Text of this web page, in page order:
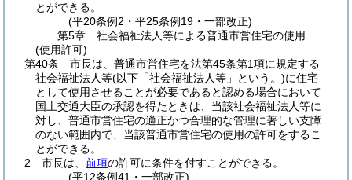
とができる。
(平20条例2・平25条例19・一部改正)
第5章
社会福祉法人等による普通市営住宅の使用
(使用許可)
第40条
市長は、普通市営住宅を法第45条第1項に規定する
社会福祉法人等(以下「社会福祉法人等」という。)に住宅
として使用させることが必要であると認める場合において
国土交通大臣の承認を得たときは、当該社会福祉法人等に
対し、普通市営住宅の適正かつ合理的な管理に著しい支障
のない範囲内で、当該普通市営住宅の使用の許可をするこ
とができる。
2
市長は、 前項の許可に条件を付すことができる。
(平12条例41・一部改正)